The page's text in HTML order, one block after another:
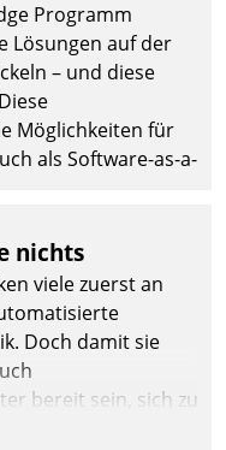
Programm
Lösungen auf der
– und diese
Möglichkeiten für
als Software-as-a-
nichts
viele zuerst an
Doch damit sie
bereit sein, sich zu
werden sie an ihr